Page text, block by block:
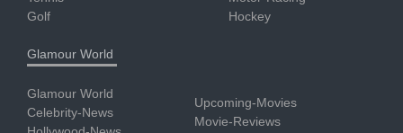
Golf
Hockey
Glamour World
Glamour World
Celebrity-News
Upcoming-Movies
Movie-Reviews